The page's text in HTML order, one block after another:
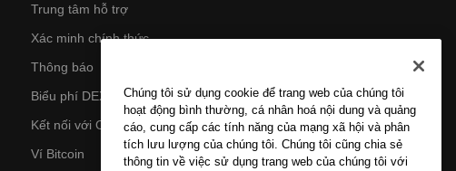
Trung tâm hỗ trợ
Xác minh chính thức
Thông báo
Biểu phí DEX
Kết nối với OKX
Ví Bitcoin
Chúng tôi sử dụng cookie để trang web của chúng tôi
hoạt động bình thường, cá nhân hoá nội dung và quảng
cáo, cung cấp các tính năng của mạng xã hội và phân
tích lưu lượng của chúng tôi. Chúng tôi cũng chia sẻ
thông tin về việc sử dụng trang web của chúng tôi với